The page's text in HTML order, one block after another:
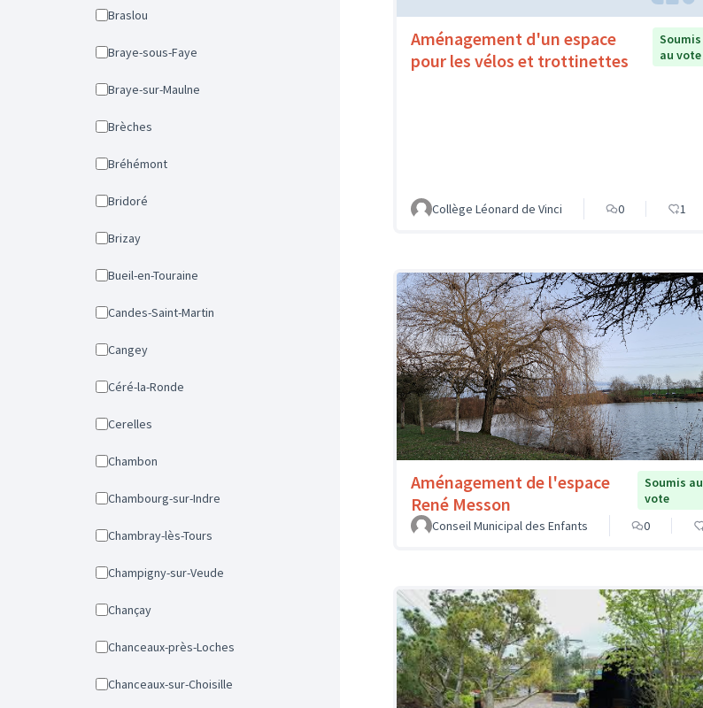
Braslou
Braye-sous-Faye
Braye-sur-Maulne
Brèches
Bréhémont
Bridoré
Brizay
Bueil-en-Touraine
Candes-Saint-Martin
Cangey
Céré-la-Ronde
Cerelles
Chambon
Chambourg-sur-Indre
Chambray-lès-Tours
Champigny-sur-Veude
Chançay
Chanceaux-près-Loches
Chanceaux-sur-Choisille
Aménagement d'un espace
pour les vélos et trottinettes
Soumis
au vote
Collège Léonard de Vinci 0 1
Aménagement de l'espace
René Messon
Soumis au
vote
Conseil Municipal des Enfants
0